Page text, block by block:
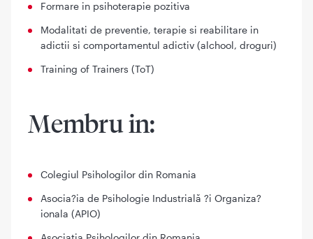
Formare in psihoterapie pozitiva
Modalitati de preventie, terapie si reabilitare in
adictii si comportamentul adictiv (alchool, droguri)
Training of Trainers (ToT)
Membru in:
Colegiul Psihologilor din Romania
Asocia?ia de Psihologie Industrială ?i Organiza?
ionala (APIO)